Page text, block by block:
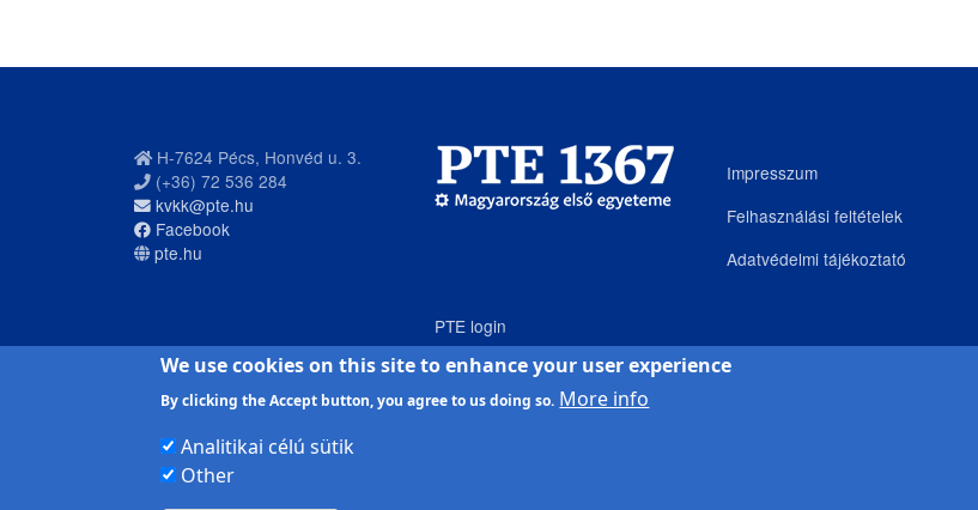
H-7624 Pécs, Honvéd u. 3.
(+36) 72 536 284
kvkk@pte.hu
Facebook
pte.hu
PTE login
Impresszum
Felhasználási feltételek
Adatvédelmi tájékoztató
Pécsi Tudományegyetem | Kancellária |
We use cookies on this site to enhance your user experience
By clicking the Accept button, you agree to us doing so. More info
Analitikai célú sütik
Other